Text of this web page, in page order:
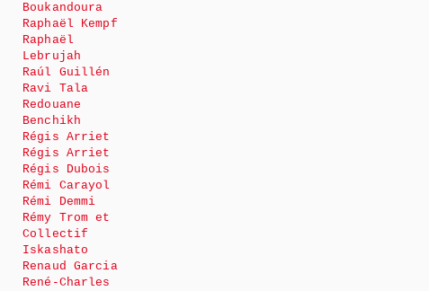
Boukandoura
Raphaël Kempf
Raphaël
Lebrujah
Raúl Guillén
Ravi Tala
Redouane
Benchikh
Régis Arriet
Régis Arriet
Régis Dubois
Rémi Carayol
Rémi Demmi
Rémy Trom et
Collectif
Iskashato
Renaud Garcia
René-Charles